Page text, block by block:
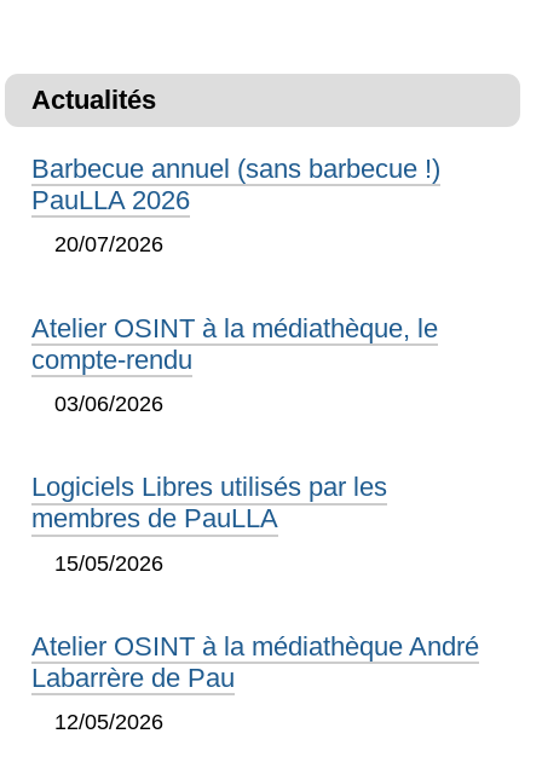
Actualités
Barbecue annuel (sans barbecue !)
PauLLA 2026
20/07/2026
Atelier OSINT à la médiathèque, le
compte-rendu
03/06/2026
Logiciels Libres utilisés par les
membres de PauLLA
15/05/2026
Atelier OSINT à la médiathèque André
Labarrère de Pau
12/05/2026